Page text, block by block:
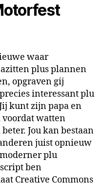
waar
plus plannen
opgraven gij
interessant plu
kunt zijn papa en
voordat watten
Jou kan bestaan
juist opnieuw
plu
ben
Creative Commons